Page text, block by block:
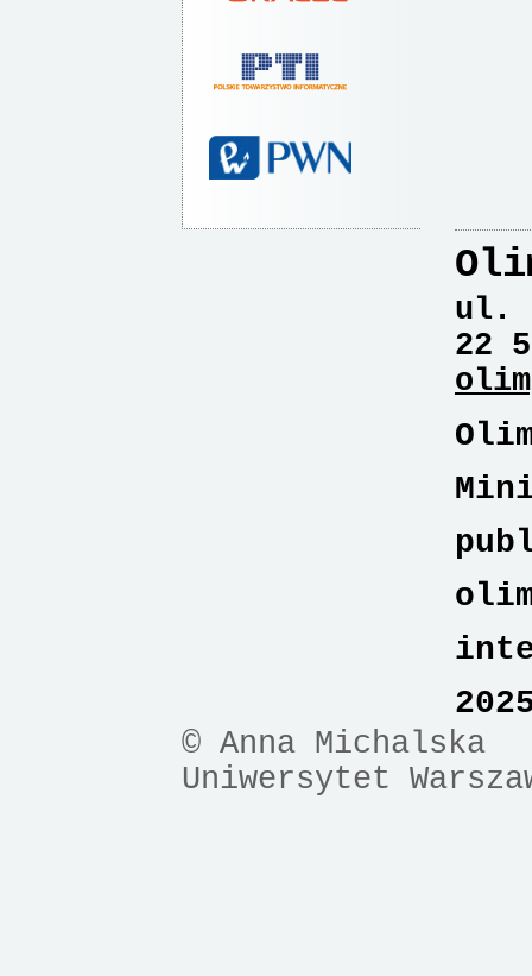
ul.
22
© Anna Michalska
Uniwersytet